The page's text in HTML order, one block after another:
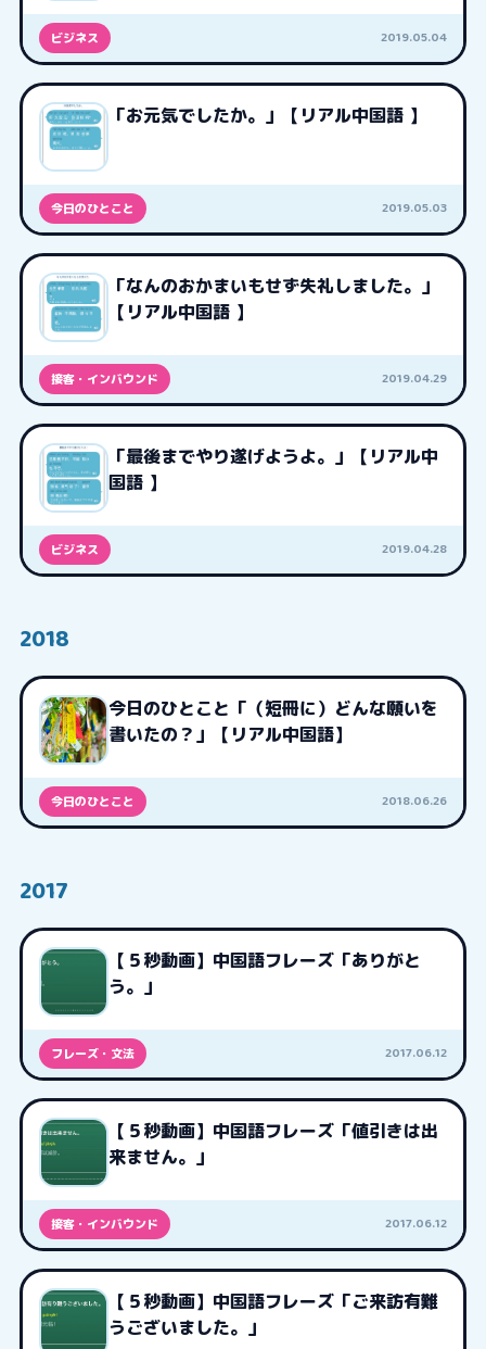
ビジネス 2019.05.04
「お元気でしたか。」【リアル中国語 】
今日のひとこと 2019.05.03
「なんのおかまいもせず失礼しました。」
【リアル中国語 】
接客・インバウンド 2019.04.29
「最後までやり遂げようよ。」【リアル中
国語 】
ビジネス 2019.04.28
2018
今日のひとこと「（短冊に）どんな願いを
書いたの？」【リアル中国語】
今日のひとこと 2018.06.26
2017
【５秒動画】中国語フレーズ「ありがと
う。」
フレーズ・文法 2017.06.12
【５秒動画】中国語フレーズ「値引きは出
来ません。」
接客・インバウンド 2017.06.12
【５秒動画】中国語フレーズ「ご来訪有難
うございました。」